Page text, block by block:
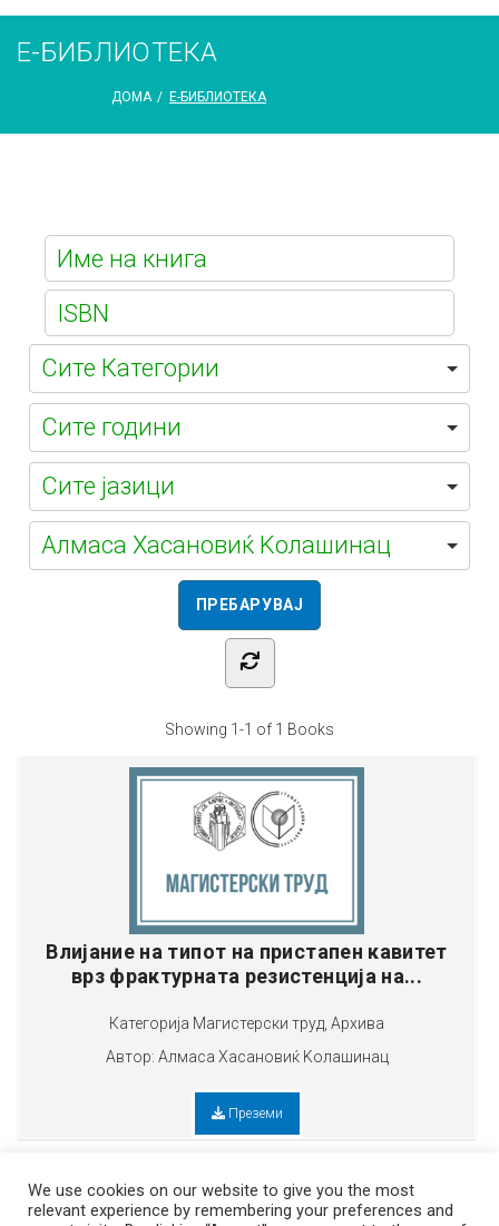
Е-БИБЛИОТЕКА
ДОМА / Е-БИБЛИОТЕКА
Е-
библиотека
Алмаса Хасановиќ Kолашинац
Showing 1-1 of 1 Books
Влијание на типот на пристапен кавитет
врз фрактурната резистенција на...
Категорија Mагистерски труд Архива
Автор: Алмаса Хасановиќ Kолашинац
Преземи
We use cookies on our website to give you the most
relevant experience by remembering your preferences and